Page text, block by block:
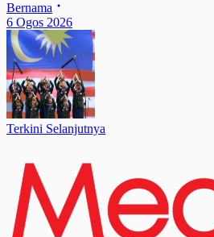
Bernama
6 Ogos 2026
Terkini Selanjutnya